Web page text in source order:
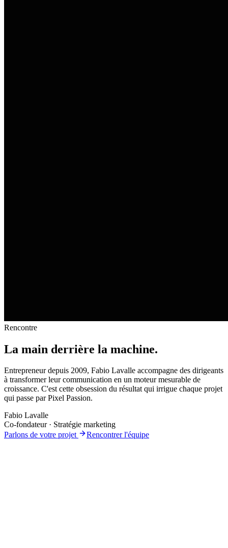
Rencontre
La main derrière la machine.
Entrepreneurdepuis 2009, Fabio Lavalle accompagne des dirigeants
à transformer leur communication en un moteur mesurable de
croissance. C'est cette obsession du résultat qui irrigue chaque projet
qui passe par Pixel Passion.
Fabio Lavalle
Co-fondateur · Stratégie marketing
Parlons de votre projet
Rencontrer l'équipe